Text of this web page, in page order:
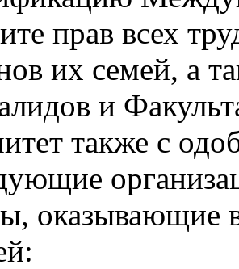
прав всех
их семей, а
и
также с
оказывающие